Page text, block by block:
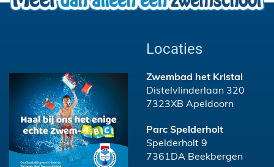
Locaties
Zwembad het Kristal
Distelvlinderlaan 320
7323XB Apeldoorn
Parc Spelderholt
Spelderholt 9
7361DA Beekbergen